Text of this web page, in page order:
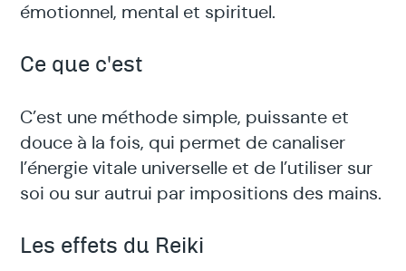
émotionnel, mental et spirituel.
Ce que c'est
C’est une méthode simple, puissante et
douce à la fois, qui permet de canaliser
l’énergie vitale universelle et de l’utiliser sur
soi ou sur autrui par impositions des mains.
Les effets du Reiki